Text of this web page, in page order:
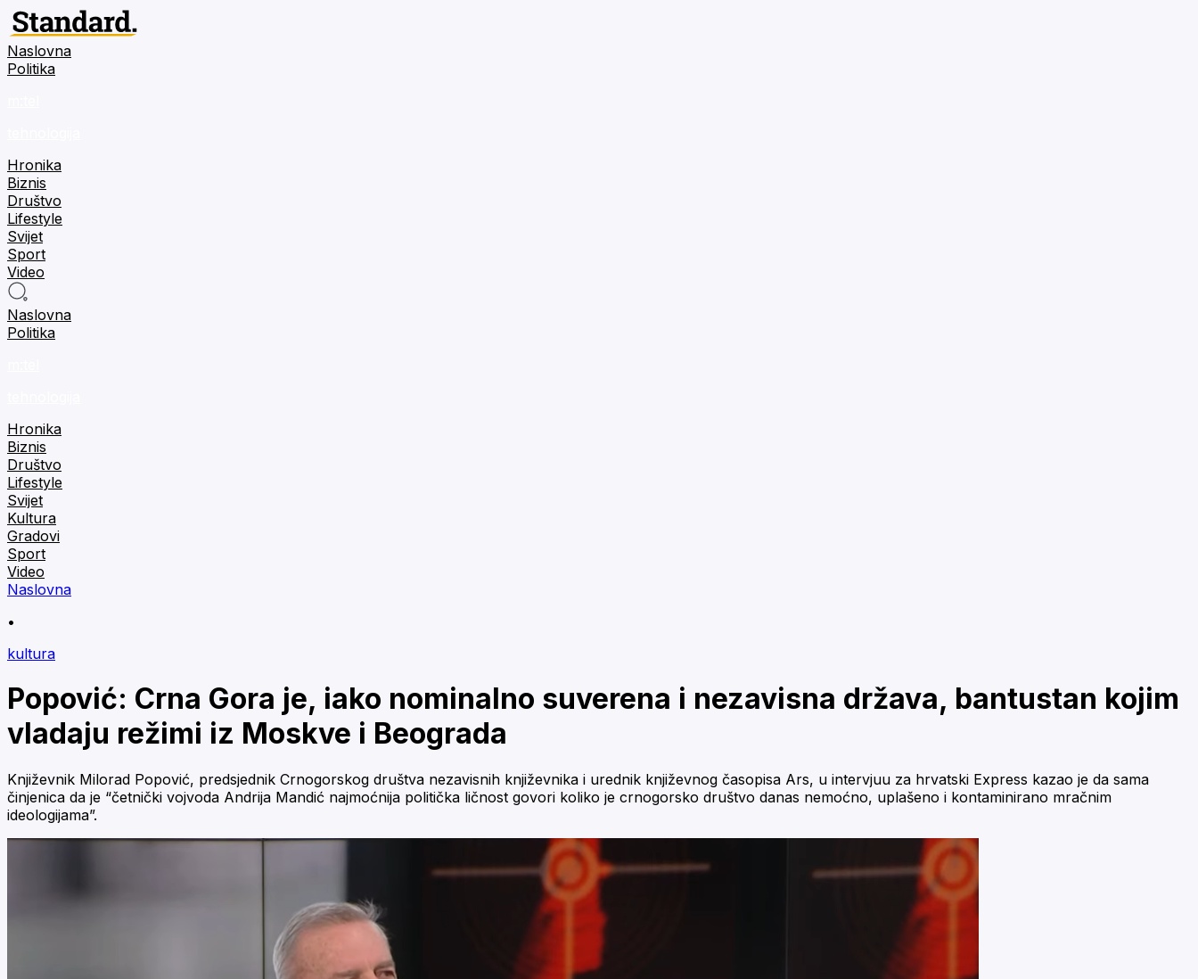
Naslovna
Politika
Hronika
Biznis
Društvo
Lifestyle
Svijet
Sport
Video
Naslovna
Politika
Hronika
Biznis
Društvo
Lifestyle
Svijet
Kultura
Gradovi
Sport
Video
Naslovna
•
kultura
Popović: Crna Gora je, iako nominalno suverena i nezavisna država, bantustan kojim
vladaju režimi iz Moskve i Beograda
Književnik Milorad Popović, predsjednik Crnogorskog društva nezavisnih književnika i urednik književnog časopisa Ars, u intervjuu za hrvatski Express kazao je da sama
činjenica da je “četnički vojvoda Andrija Mandić najmoćnija politička ličnost govori koliko je crnogorsko društvo danas nemoćno, uplašeno i kontaminirano mračnim
ideologijama”.